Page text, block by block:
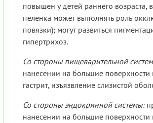
повышен у детей раннего возраста,
пеленка может выполнять роль
повязки); могут развиться
гипертрихоз.
Со стороны пищеварительной
нанесении на большие
гастрит, изъязвление слизистой
Со стороны эндокринной системы:
нанесении на большие